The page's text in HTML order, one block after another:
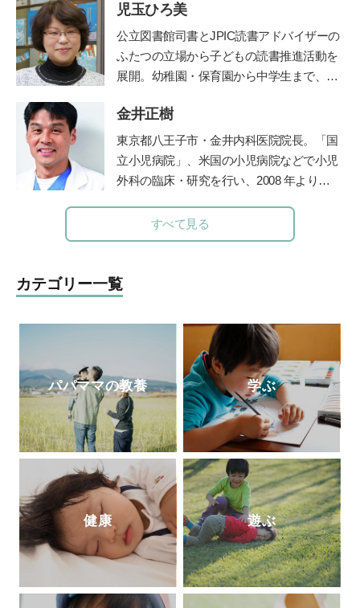
院の新生児科医長務める。2010年に北浜こ
どもクリニックを開院。2012年医療法人社
団ペルセウス設立。The Japan Times誌の
「アジアのリーダー100人」に、2015年か
児玉ひろ美
公立図書館司書とJPIC読書アドバイザーの
ふたつの立場から子どもの読書推進活動を
展開。幼稚園・保育園から中学生まで、お
人への講座や講演を行う。近年は大学にて
児童文化財としての絵本の魅力を学生に伝
えている。 鎌倉女子大学短期大学部非常勤
講師など、幅広く活躍。著書に『0～5歳
ド』『子どもを育てる0歳・1歳・2歳児に
ぴったりの絵本』（共に小学館）がある。
金井正樹
東京都八王子市・金井内科医院院長。「国
立小児病院」、米国の小児病院などで小児
外科の臨床・研究を行い、2008 年より現
外科。保育園の園医、小・中学校の校医も
務める。
すべて見る
カテゴリー一覧
パパママの教養 学ぶ
健康 遊ぶ